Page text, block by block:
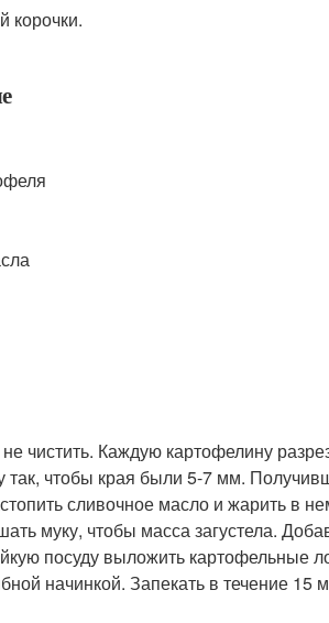
корочки.
чистить. Каждую картофелину
так, чтобы края были 5-7 мм.
сливочное масло и жарить в
муку, чтобы масса загустела.
посуду выложить картофельные
начинкой. Запекать в течение